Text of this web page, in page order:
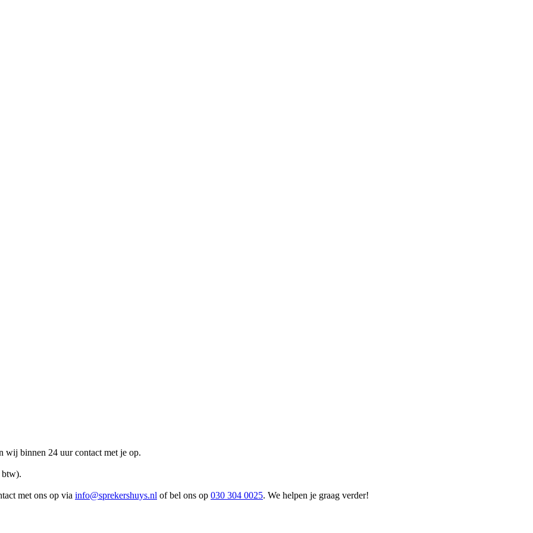
wij binnen 24 uur contact met je op.
btw).
met ons op via info@sprekershuys.nl of bel ons op 030 304 0025. We helpen je graag verder!